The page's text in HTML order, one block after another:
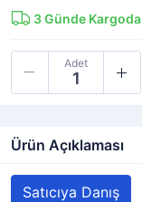
3Günde Kargoda
Adet
Ürün Açıklaması
Satıcıya Danış